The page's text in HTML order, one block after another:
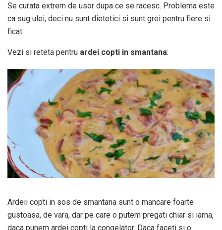
Se curata extrem de usor dupa ce se racesc. Problema este
ca sug ulei, deci nu sunt dietetici si sunt grei pentru fiere si
ficat.
Vezi si reteta pentru ardei copti in smantana:
Ardeii copti in sos de smantana sunt o mancare foarte
gustoasa, de vara, dar pe care o putem pregati chiar si iarna,
daca punem ardei copti la congelator. Daca faceti si o